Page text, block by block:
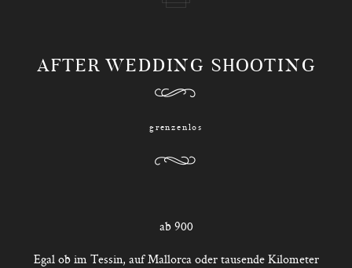
AFTER WEDDING SHOOTING
grenzenlos
ab 900
Egal ob im Tessin, auf Mallorca oder tausende Kilometer